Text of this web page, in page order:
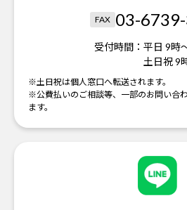
FAX 03-
受付時間： 平日 9時
土日祝 9
※土日祝は個人窓口へ転送されます。
※公費払いのご相談等、一部のお問い合
ます。